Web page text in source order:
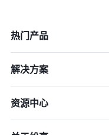
热门产品
解决方案
资源中心